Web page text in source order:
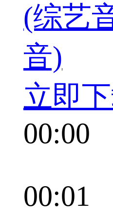
(综艺
音)
立即
00:00
00:01